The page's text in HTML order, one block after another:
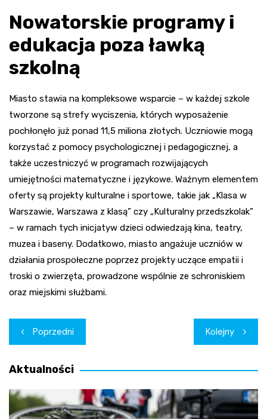
Nowatorskie programy i
edukacja poza ławką
szkolną
Miasto stawia na kompleksowe wsparcie – w każdej szkole
tworzone są strefy wyciszenia, których wyposażenie
pochłonęło już ponad 11,5 miliona złotych. Uczniowie mogą
korzystać z pomocy psychologicznej i pedagogicznej, a
także uczestniczyć w programach rozwijających
umiejętności matematyczne i językowe. Ważnym elementem
oferty są projekty kulturalne i sportowe, takie jak „Klasa w
Warszawie, Warszawa z klasą” czy „Kulturalny przedszkolak”
– w ramach tych inicjatyw dzieci odwiedzają kina, teatry,
muzea i baseny. Dodatkowo, miasto angażuje uczniów w
działania prospołeczne poprzez projekty uczące empatii i
troski o zwierzęta, prowadzone wspólnie ze schroniskiem
oraz miejskimi służbami.
Nawigacja
wpisu
Poprzedni Kolejny
Aktualności